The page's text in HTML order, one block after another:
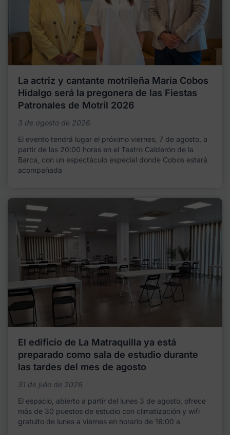
La actriz y cantante motrileña María Cobos
Hidalgo será la pregonera de las Fiestas
Patronales de Motril 2026
3 de agosto de 2026
El evento tendrá lugar el próximo viernes, 7 de agosto, a
partir de las 20:00 horas en el Teatro Calderón de la
Barca, con un espectáculo especial donde Cobos estará
acompañada
El edificio de La Matraquilla ya está
preparado como sala de estudio durante
las tardes del mes de agosto
31 de julio de 2026
El espacio, abierto a partir del lunes 3 de agosto, ofrece
más de 30 puestos de estudio con climatización y wifi
gratuito de lunes a viernes en horario de 16:00 a